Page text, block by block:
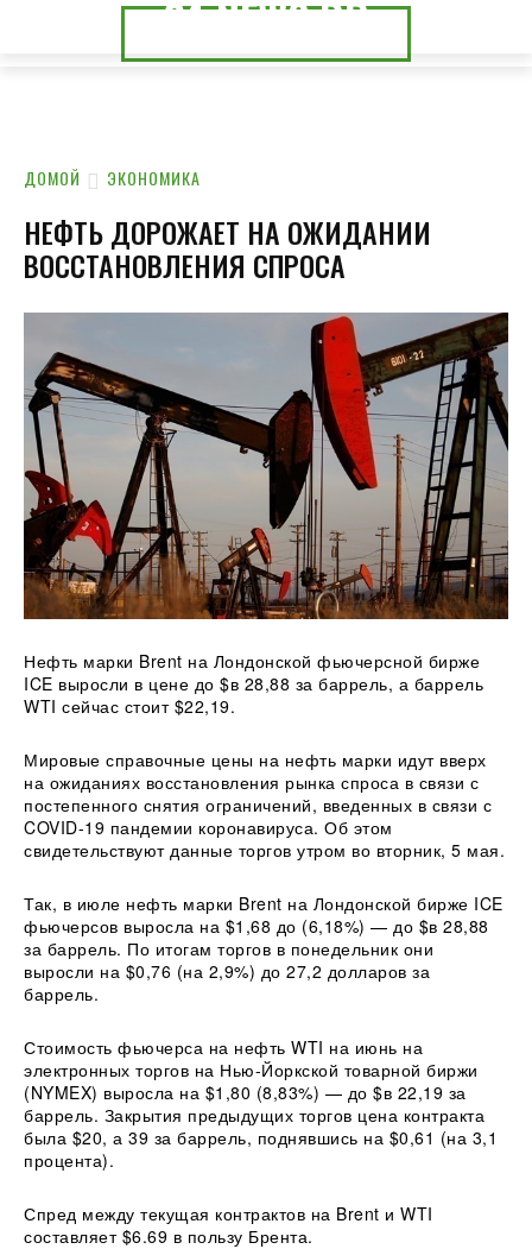
24.NEWS.CK
24.NEWS.DP
ДОМОЙ ЭКОНОМИКА
НЕФТЬ ДОРОЖАЕТ НА ОЖИДАНИИ
ВОССТАНОВЛЕНИЯ СПРОСА
Нефть марки Brent на Лондонской фьючерсной бирже
ICE выросли в цене до $в 28,88 за баррель, а баррель
WTI сейчас стоит $22,19.
Мировые справочные цены на нефть марки идут вверх
на ожиданиях восстановления рынка спроса в связи с
постепенного снятия ограничений, введенных в связи с
COVID-19 пандемии коронавируса. Об этом
свидетельствуют данные торгов утром во вторник, 5 мая.
Так, в июле нефть марки Brent на Лондонской бирже ICE
фьючерсов выросла на $1,68 до (6,18%) — до $в 28,88
за баррель. По итогам торгов в понедельник они
выросли на $0,76 (на 2,9%) до 27,2 долларов за
баррель.
Стоимость фьючерса на нефть WTI на июнь на
электронных торгов на Нью-Йоркской товарной биржи
(NYMEX) выросла на $1,80 (8,83%) — до $в 22,19 за
баррель. Закрытия предыдущих торгов цена контракта
была $20, а 39 за баррель, поднявшись на $0,61 (на 3,1
процента).
Спред между текущая контрактов на Brent и WTI
составляет $6.69 в пользу Брента.